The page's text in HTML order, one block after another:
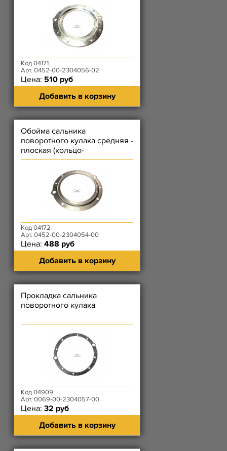
Код 04171
Арт. 0452-00-2304056-02
Цена: 510 руб
Добавить в корзину
Обойма сальника
поворотного кулака средняя -
плоская (кольцо-
перегородка)
Код 04172
Арт. 0452-00-2304054-00
Цена: 488 руб
Добавить в корзину
Прокладка сальника
поворотного кулака
Код 04909
Арт. 0069-00-2304057-00
Цена: 32 руб
Добавить в корзину